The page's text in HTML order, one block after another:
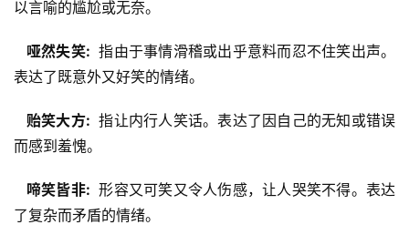
以言喻的尴尬或无奈。
  哑然失笑:
指由于事情滑稽或出乎意料而忍不住笑出声。
表达了既意外又好笑的情绪。
  贻笑大方:
指让内行人笑话。表达了因自己的无知或错误
而感到羞愧。
  啼笑皆非:
形容又可笑又令人伤感，让人哭笑不得。表达
了复杂而矛盾的情绪。